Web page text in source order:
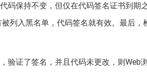
码保持不变，但仅在代码签名证书到期
列入黑名单，代码签名就有效。最后，
验证了签名，并且代码未更改，则Web